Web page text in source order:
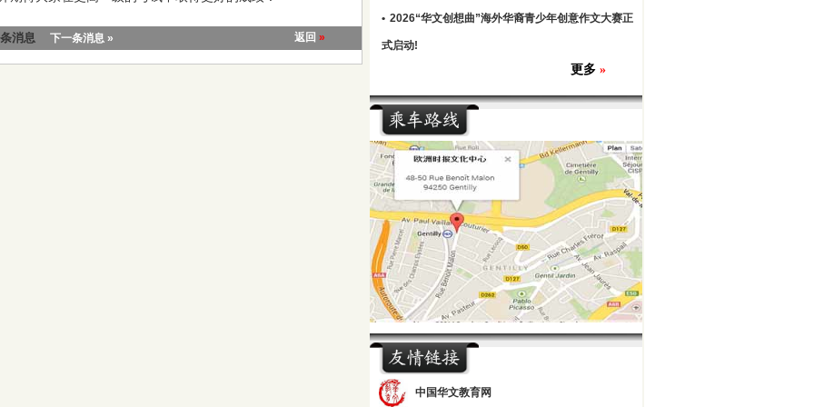
消息 下一条消息 » 返回 »
• 2026“华文创想曲”海外华裔青少年创意作文大赛正
式启动!
更多 »
中国华文教育网